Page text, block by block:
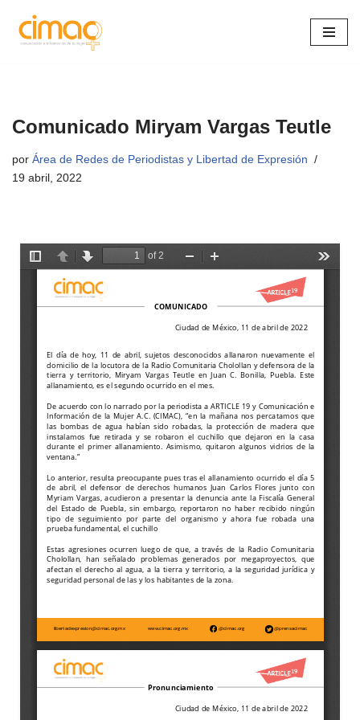
Saltar
Comunicado Miryam Vargas Teutle
por Área de Redes de Periodistas y Libertad de Expresión
19 abril, 2022